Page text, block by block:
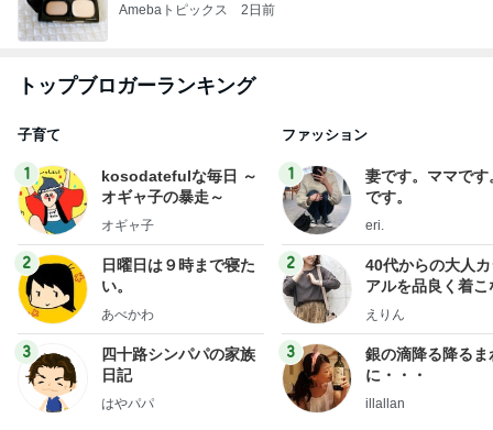
Amebaトピックス 2日前
トップブロガーランキング
子育て
1
kosodatefulな毎日 ～
オギャ子の暴走～
オギャ子
2
日曜日は９時まで寝た
い。
あべかわ
3
四十路シンパパの家族
日記
はやパパ
ファッション
1
妻です。ママです
です。
eri.
2
40代からの大人
アルを品良く着こ
ファッションブロ
えりん
3
銀の滴降る降るま
に・・・
illallan